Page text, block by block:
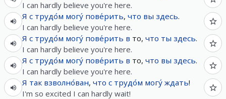
I can hardly believe you're here.
Я с трудо́м могу́ пове́рить, что вы здесь.
I can hardly believe you're here.
Я с трудо́м могу́ пове́рить в то, что ты здесь.
I can hardly believe you're here.
Я с трудо́м могу́ пове́рить в то, что вы здесь.
I can hardly believe you're here.
Я так взволно́ван, что с трудо́м могу́ ждать!
I'm so excited I can hardly wait!